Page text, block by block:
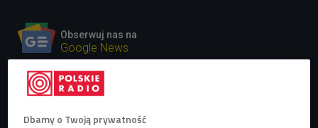
Obserwuj nas na
Google News
Artysta mówi wprost: "nie ma miejsca jak
dom".
Dbamy o Twoją prywatność